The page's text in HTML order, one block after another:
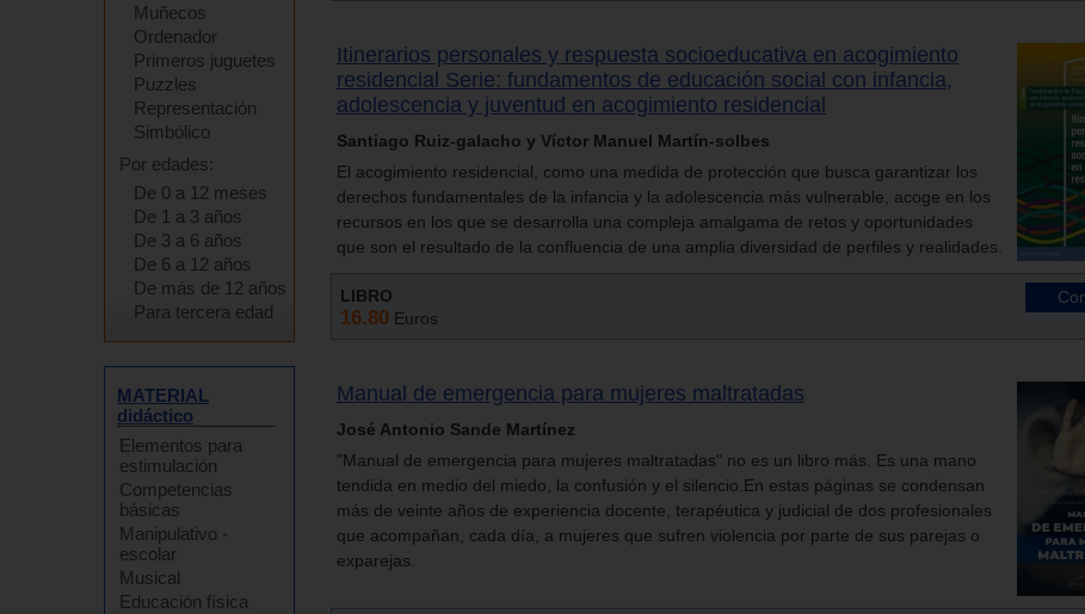
Muñecos
Ordenador
Primeros juguetes
Puzzles
Representación
Simbólico
Por edades:
De 0 a 12 meses
De 1 a 3 años
De 3 a 6 años
De 6 a 12 años
De más de 12 años
Para tercera edad
MATERIAL
didáctico
Elementos para
estimulación
Competencias
básicas
Manipulativo -
escolar
Musical
Educación física
Itinerarios personales y respuesta socioeducativa en acogimiento
residencial Serie: fundamentos de educación social con infancia,
adolescencia y juventud en acogimiento residencial
Santiago Ruiz-galacho y Víctor Manuel Martín-solbes
El acogimiento residencial, como una medida de protección que busca garantizar los
derechos fundamentales de la infancia y la adolescencia más vulnerable, acoge en los
recursos en los que se desarrolla una compleja amalgama de retos y oportunidades
que son el resultado de la confluencia de una amplia diversidad de perfiles y realidades.
LIBRO
16.80 Euros
Manual de emergencia para mujeres maltratadas
José Antonio Sande Martínez
"Manual de emergencia para mujeres maltratadas" no es un libro más. Es una mano
tendida en medio del miedo, la confusión y el silencio.En estas páginas se condensan
más de veinte años de experiencia docente, terapéutica y judicial de dos profesionales
que acompañan, cada día, a mujeres que sufren violencia por parte de sus parejas o
exparejas.